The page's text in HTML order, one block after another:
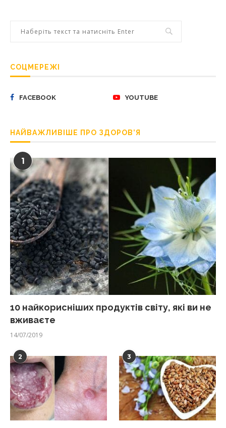
СОЦМЕРЕЖІ
FACEBOOK YOUTUBE
НАЙВАЖЛИВІШЕ ПРО ЗДОРОВ’Я
1
10 найкорисніших продуктів світу, які ви не
вживаєте
14/07/2019
2 3